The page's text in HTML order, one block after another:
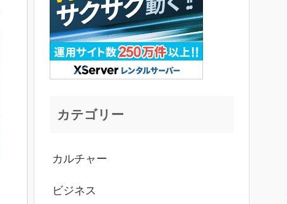
カテゴリー
カルチャー
ビジネス